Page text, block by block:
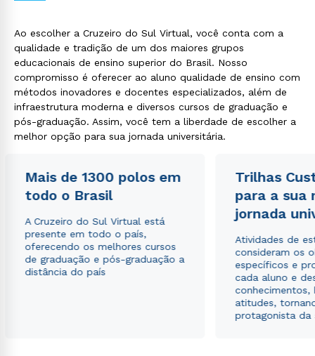
Ao escolher a Cruzeiro do Sul Virtual, você conta com a
qualidade e tradição de um dos maiores grupos
educacionais de ensino superior do Brasil. Nosso
compromisso é oferecer ao aluno qualidade de ensino com
métodos inovadores e docentes especializados, além de
infraestrutura moderna e diversos cursos de graduação e
pós-graduação. Assim, você tem a liberdade de escolher a
melhor opção para sua jornada universitária.
Mais de 1300 polos em
todo o Brasil
A Cruzeiro do Sul Virtual está
presente em todo o país,
oferecendo os melhores cursos
de graduação e pós-graduação a
distância do país
Trilhas
para a sua
jornada
Atividades de
consideram os
específicos e
cada aluno e
conhecimentos,
atitudes,
protagonista da